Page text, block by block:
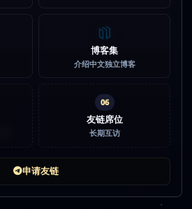
博客集
介绍中文独立博客
06
友链席位
长期互访
申请友链